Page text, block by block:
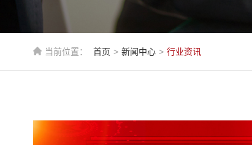
当前位置： 首页 > 新闻中心 > 行业资讯